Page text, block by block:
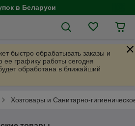
в Беларуси
быстро обрабатывать заказы и
ее графику работы сегодня
обработана в ближайший
Хозтовары и Санитарно-